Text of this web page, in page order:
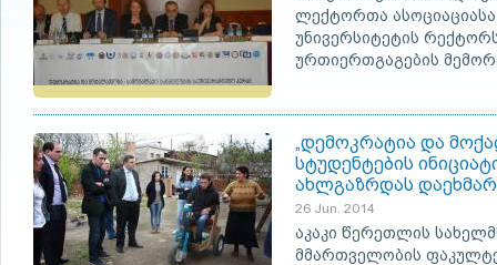
ლექტორთა
უნივერსიტეტის
ურთიერთგაგების
„დემოკრატია და
სტუდენტების
ახლგაზრდას
26 Jun. 2014
აკაკი წერეთლის
მმართველობის